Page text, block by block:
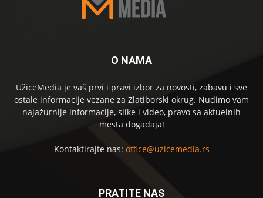
O NAMA
UžiceMedia je vaš prvi i pravi izbor za novosti, zabavu i sve
ostale informacije vezane za Zlatiborski okrug. Nudimo vam
najažurnije informacije, slike i video, pravo sa aktuelnih
mesta događaja!
Kontaktirajte nas: office@uzicemedia.rs
PRATITE NAS